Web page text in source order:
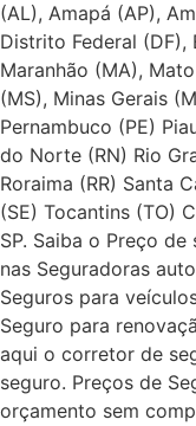
(AL), Amapá (AP),
Distrito Federal (DF),
Maranhão (MA),
(MS), Minas Gerais
Pernambuco (PE)
do Norte (RN) Rio
Roraima (RR) Santa
(SE) Tocantins (TO)
SP. Saiba o Preço
nas Seguradoras
Seguros para
Seguro para
aqui o corretor de
seguro. Preços de
orçamento sem